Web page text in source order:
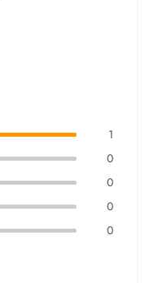
1
0
0
0
0